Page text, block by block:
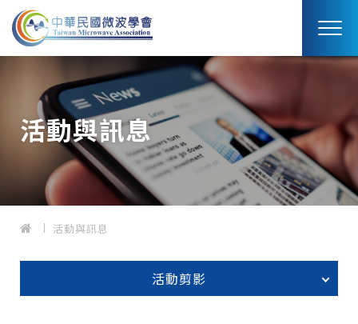
活動與訊息
活動與訊息
活動剪影